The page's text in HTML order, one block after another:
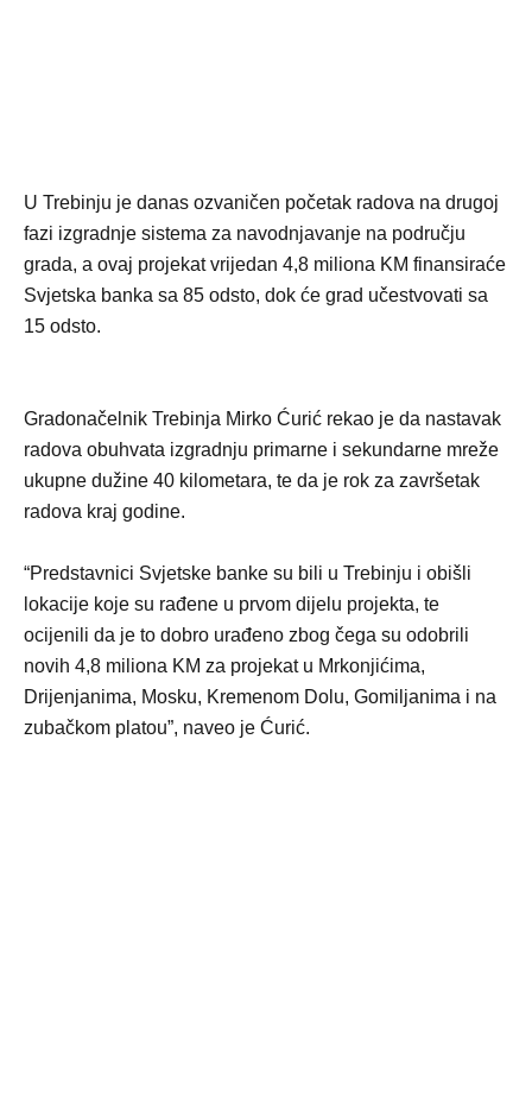
U Trebinju je danas ozvaničen početak radova na drugoj
fazi izgradnje sistema za navodnjavanje na području
grada, a ovaj projekat vrijedan 4,8 miliona KM finansiraće
Svjetska banka sa 85 odsto, dok će grad učestvovati sa
15 odsto.
Gradonačelnik Trebinja Mirko Ćurić rekao je da nastavak
radova obuhvata izgradnju primarne i sekundarne mreže
ukupne dužine 40 kilometara, te da je rok za završetak
radova kraj godine.
“Predstavnici Svjetske banke su bili u Trebinju i obišli
lokacije koje su rađene u prvom dijelu projekta, te
ocijenili da je to dobro urađeno zbog čega su odobrili
novih 4,8 miliona KM za projekat u Mrkonjićima,
Drijenjanima, Mosku, Kremenom Dolu, Gomiljanima i na
zubačkom platou”, naveo je Ćurić.